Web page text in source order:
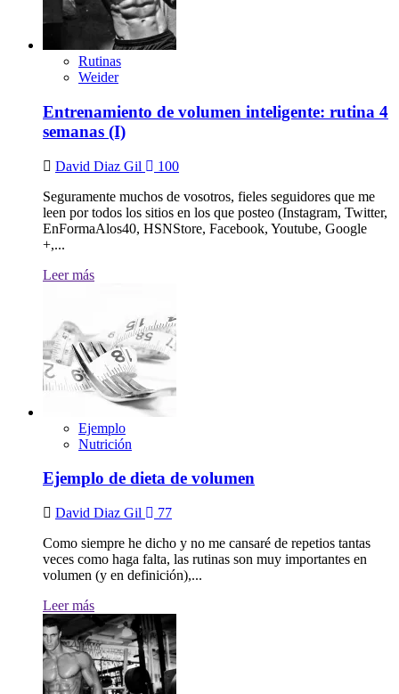
Rutinas
Weider
Entrenamiento de volumen inteligente: rutina 4
semanas (I)
David Diaz Gil
100
Seguramente muchos de vosotros, fieles seguidores que me
leen por todos los sitios en los que posteo (Instagram, Twitter,
EnFormaAlos40, HSNStore, Facebook, Youtube, Google
+,...
Leer más
Ejemplo
Nutrición
Ejemplo de dieta de volumen
David Diaz Gil
77
Como siempre he dicho y no me cansaré de repetios tantas
veces como haga falta, las rutinas son muy importantes en
volumen (y en definición),...
Leer más